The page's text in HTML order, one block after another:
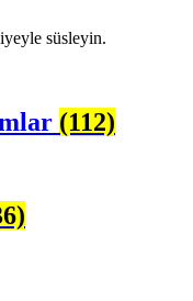
süsleyin.
(112)